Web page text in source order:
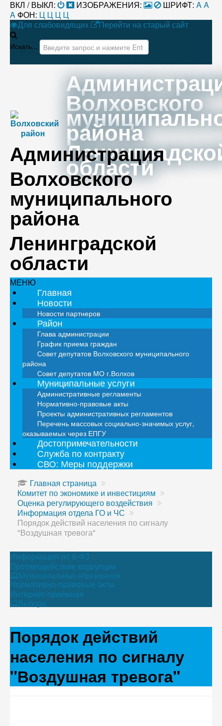
ВКЛ / ВЫКЛ: ИЗОБРАЖЕНИЯ: ШРИФТ: AA
A ФОН: Ц Ц Ц Ц
Для слабовидящих
Перейти на старый сайт
Искать...
Волховского
района
области
Администрация
Волховского
муниципального
района
Ленинградской
области
МЕНЮ
Главная
Новости
Новости партнеров
Район
Глава администрации
График приема граждан
Совет депутатов Волховского муниципального
района
Совет депутатов МО г.Волхов
Муниципальные услуги
Административные регламенты
Нормативно-правовые акты
Проекты административных регламентов
Перечень массовых социально-значимых услуг,
оказываемых через ЕПГУ
Достопримечательности
Служба по контракту
СВО: Меры поддержки
Главная страница
Комитет по экономике и инвестициям
Оценка регулирующего воздействия
Информация отдела ГО и ЧС
Порядок действий населения по сигналу
"Воздушная тревога"
Информация по 8-ФЗ
Противодействие коррупции
Муниципальные образования
Нормативно-правовые акты
Интернет-приёмная
Выборы
Порядок действий
населения по сигналу
"Воздушная тревога"